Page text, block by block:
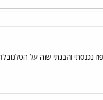
נכנסתי והבנתי שזה על